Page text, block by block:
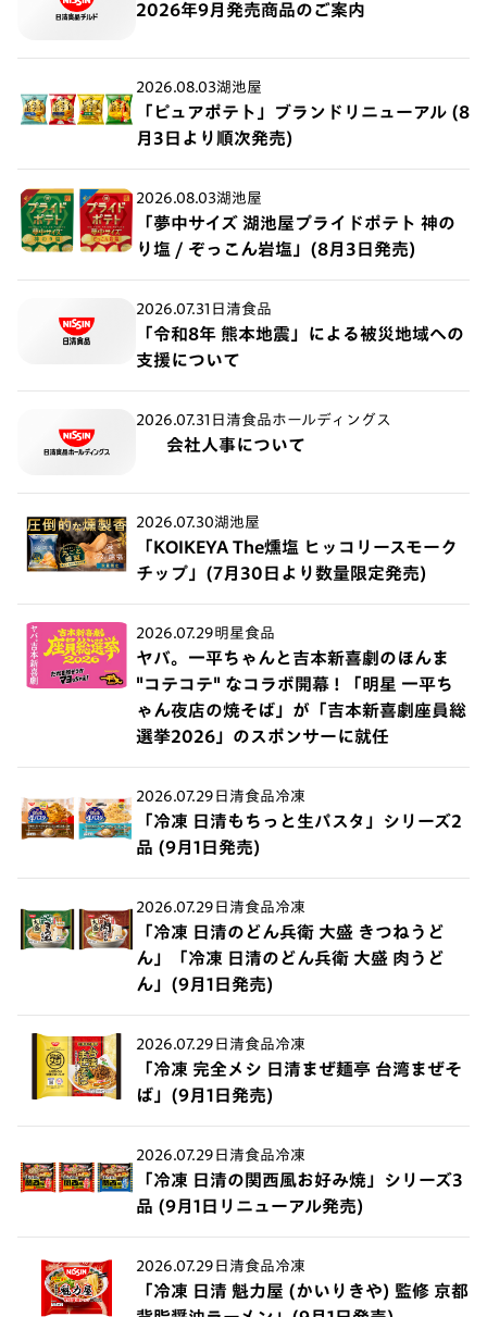
2026年9月発売商品のご案内
2026.08.03湖池屋
「ピュアポテト」ブランドリニューアル (8
月3日より順次発売)
2026.08.03湖池屋
「夢中サイズ 湖池屋プライドポテト 神の
り塩 / ぞっこん岩塩」(8月3日発売)
2026.07.31 日清食品
「令和8年 熊本地震」による被災地域への
支援について
2026.07.31 日清食品ホールディングス
会社人事について
2026.07.30湖池屋
「KOIKEYA The燻塩 ヒッコリースモーク
チップ」(7月30日より数量限定発売)
2026.07.29明星食品
ヤバ。一平ちゃんと吉本新喜劇のほんま
"コテコテ" なコラボ開幕 ! 「明星 一平ち
ゃん夜店の焼そば」が「吉本新喜劇座員総
選挙2026」のスポンサーに就任
2026.07.29 日清食品冷凍
「冷凍 日清もちっと生パスタ」シリーズ2
品 (9月1日発売)
2026.07.29 日清食品冷凍
「冷凍 日清のどん兵衛 大盛 きつねうど
ん」「冷凍 日清のどん兵衛 大盛 肉うど
ん」(9月1日発売)
2026.07.29 日清食品冷凍
「冷凍 完全メシ 日清まぜ麺亭 台湾まぜそ
ば」(9月1日発売)
2026.07.29 日清食品冷凍
「冷凍 日清の関西風お好み焼」シリーズ3
品 (9月1日リニューアル発売)
2026.07.29 日清食品冷凍
「冷凍 日清 魁力屋 (かいりきや) 監修 京都